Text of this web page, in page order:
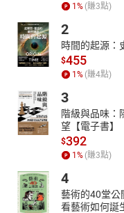
1% (賺3點)
2
時間的起源：
$455
1% (賺4點)
3
階級與品味：
望【電子書】
$392
1% (賺3點)
4
藝術的40堂公
看藝術如何誕